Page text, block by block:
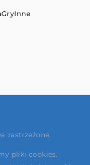
GryInne
zastrzeżone.
pliki cookies.